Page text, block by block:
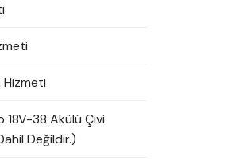
38 Akülü Çivi
Değildir.)